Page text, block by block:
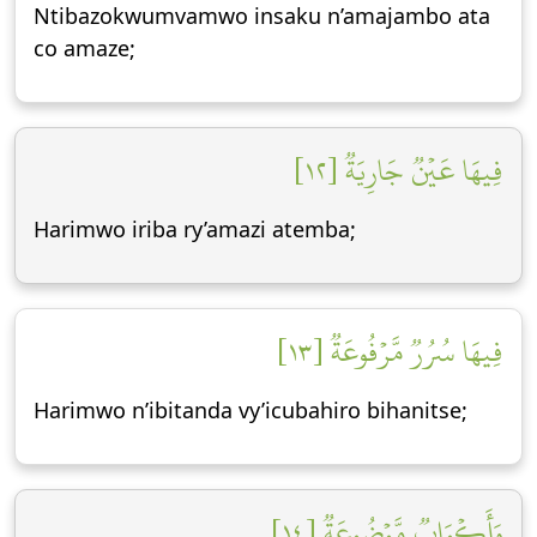
Ntibazokwumvamwo insaku n’amajambo ata
co amaze;
فِيهَا عَيۡنٞ جَارِيَةٞ [١٢]
Harimwo iriba ry’amazi atemba;
فِيهَا سُرُرٞ مَّرۡفُوعَةٞ [١٣]
Harimwo n’ibitanda vy’icubahiro bihanitse;